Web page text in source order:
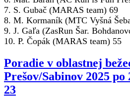
7. S. Gubač (MARAS team) 69
8. M. Kormaník (MTC Vyšná
9. J. Gaľa (ZasRun Šar.
10. P. Čopák (MARAS team) 55
Poradie v oblastnej
Prešov/Sabinov 2025
23